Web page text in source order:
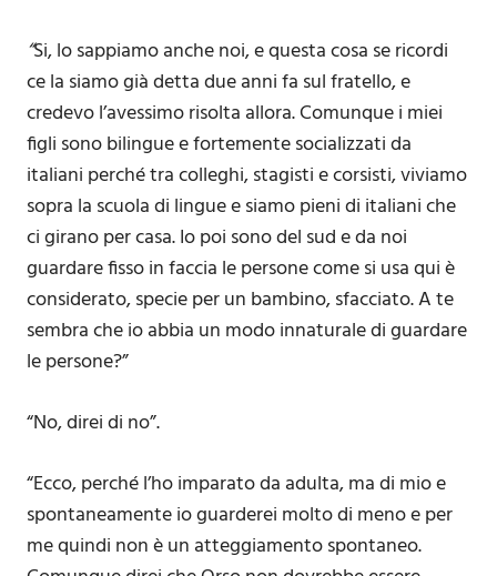
“Si, lo sappiamo anche noi, e questa cosa se ricordi
ce la siamo già detta due anni fa sul fratello, e
credevo l’avessimo risolta allora. Comunque i miei
figli sono bilingue e fortemente socializzati da
italiani perché tra colleghi, stagisti e corsisti, viviamo
sopra la scuola di lingue e siamo pieni di italiani che
ci girano per casa. Io poi sono del sud e da noi
guardare fisso in faccia le persone come si usa qui è
considerato, specie per un bambino, sfacciato. A te
sembra che io abbia un modo innaturale di guardare
le persone?”
“No, direi di no”.
“Ecco, perché l’ho imparato da adulta, ma di mio e
spontaneamente io guarderei molto di meno e per
me quindi non è un atteggiamento spontaneo.